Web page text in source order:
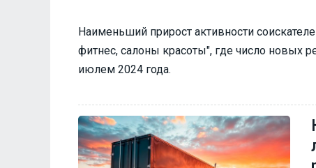
Наименьший прирост активности
фитнес, салоны красоты", где число новых
июлем 2024 года.